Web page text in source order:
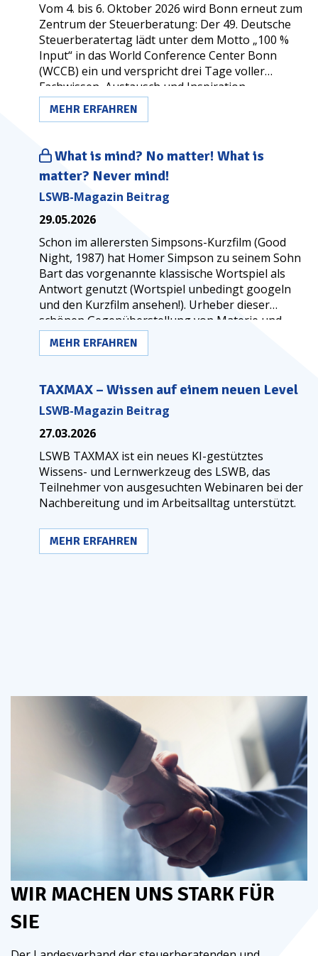
Vom 4. bis 6. Oktober 2026 wird Bonn erneut zum
Zentrum der Steuerberatung: Der 49. Deutsche
Steuerberatertag lädt unter dem Motto „100 %
Input“ in das World Conference Center Bonn
(WCCB) ein und verspricht drei Tage voller
Fachwissen, Austausch und Inspiration.
MEHR ERFAHREN
What is mind? No matter! What is
matter? Never mind!
LSWB-Magazin Beitrag
29.05.2026
Schon im allerersten Simpsons-Kurzfilm (Good
Night, 1987) hat Homer Simpson zu seinem Sohn
Bart das vorgenannte klassische Wortspiel als
Antwort genutzt (Wortspiel unbedingt googeln
und den Kurzfilm ansehen!). Urheber dieser
schönen Gegenüberstellung von Materie und
Geist ist wohl der Philosoph und Bischof George
Berkeley (1685–1753), der sich schon damals
der Realität beschäftigt hat.
MEHR ERFAHREN
TAXMAX – Wissen auf einem neuen Level
LSWB-Magazin Beitrag
27.03.2026
LSWB TAXMAX ist ein neues KI-gestütztes
Wissens- und Lernwerkzeug des LSWB, das
Teilnehmer von ausgesuchten Webinaren bei der
Nachbereitung und im Arbeitsalltag unterstützt.
MEHR ERFAHREN
WIR MACHEN UNS STARK FÜR
SIE